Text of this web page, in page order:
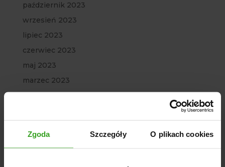
Zgoda Szczegóły O plikach cookies
październik 2023
wrzesień 2023
lipiec 2023
czerwiec 2023
maj 2023
marzec 2023
luty 2023
listopad 2022